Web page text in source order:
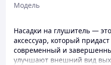
Мoдель
Насадки на глушитель —
аксессуар, который
современный и
улучшают внешний вид